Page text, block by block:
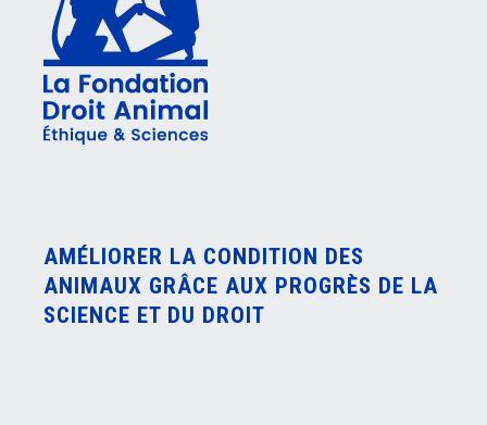
AMÉLIORER LA CONDITION DES
ANIMAUX GRÂCE AUX PROGRÈS DE LA
SCIENCE ET DU DROIT